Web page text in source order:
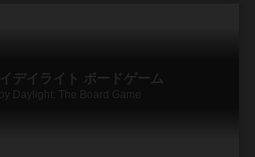
デイライト ボードゲーム
Daylight: The Board Game